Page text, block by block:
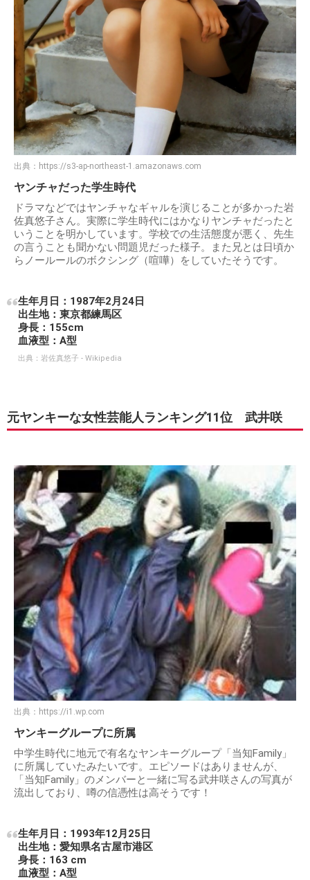
出典： https://s3-ap-northeast-1.amazonaws.com
ヤンチャだった学生時代
ドラマなどではヤンチャなギャルを演じることが多かった岩
佐真悠子さん。実際に学生時代にはかなりヤンチャだったと
いうことを明かしています。学校での生活態度が悪く、先生
の言うことも聞かない問題児だった様子。また兄とは日頃か
らノールールのボクシング（喧嘩）をしていたそうです。
生年月日：1987年2月24日
出生地：東京都練馬区
身長：155cm
血液型：A型
出典： 岩佐真悠子 - Wikipedia
元ヤンキーな女性芸能人ランキング11位 武井咲
出典： https://i1.wp.com
ヤンキーグループに所属
中学生時代に地元で有名なヤンキーグループ「当知Family」
に所属していたみたいです。エピソードはありませんが、
「当知Family」のメンバーと一緒に写る武井咲さんの写真が
流出しており、噂の信憑性は高そうです！
生年月日：1993年12月25日
出生地：愛知県名古屋市港区
身長：163 cm
血液型：A型